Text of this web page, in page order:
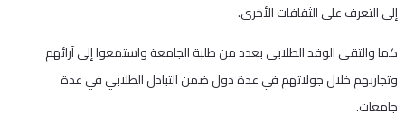
إلى التعرف على الثقافات الأخرى.
كما والتقى الوفد الطلابي بعدد من طلبة الجامعة واستمعوا إلى آرائهم
وتجاربهم خلال جولاتهم في عدة دول ضمن التبادل الطلابي في عدة
جامعات.